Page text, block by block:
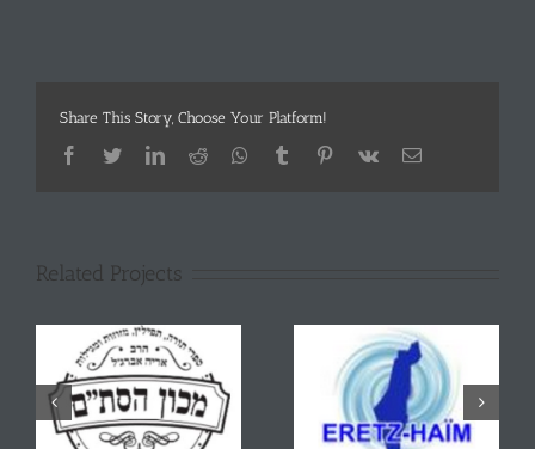
Share This Story, Choose Your Platform!
Facebook
TwitterLinkedIn
Reddit Whatsapp
Tumblr Pinterest
Vk Email
Related Projects